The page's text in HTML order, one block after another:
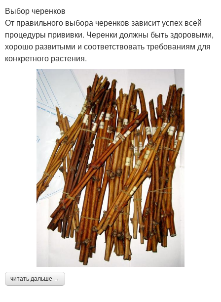
Выбор черенков
От правильного выбора черенков зависит успех всей
процедуры прививки. Черенки должны быть здоровыми,
хорошо развитыми и соответствовать требованиям для
конкретного растения.
читать дальше →